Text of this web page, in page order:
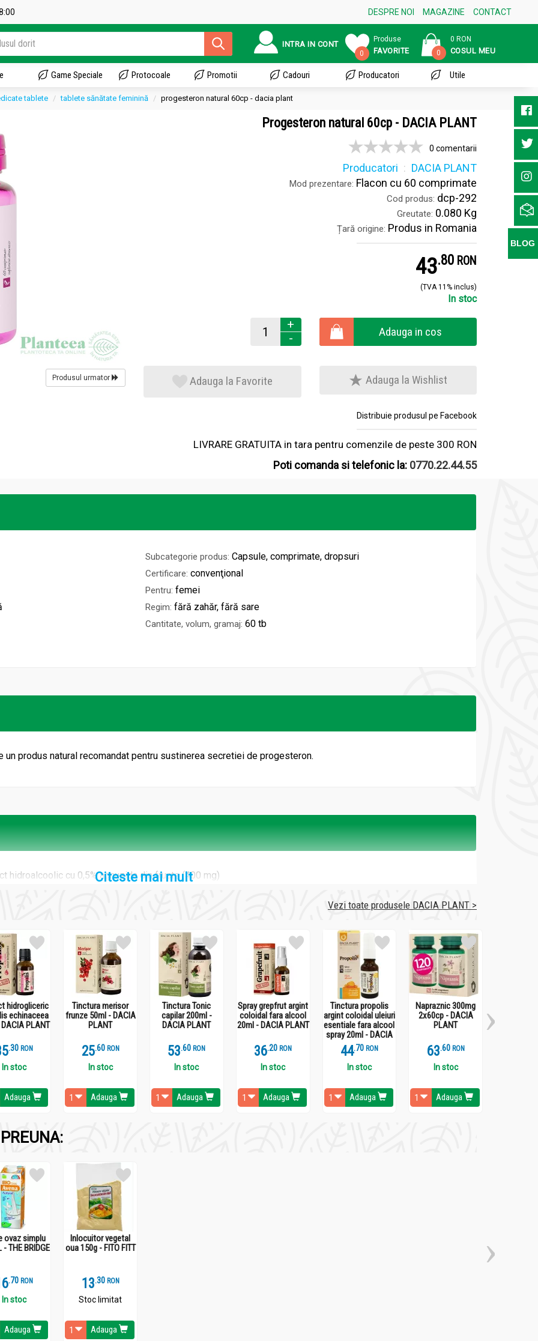
DESPRE NOI MAGAZINE CONTACT
INTRA IN CONT
0
Produse
FAVORITE 0
0 RON
COSUL MEU
Game Speciale Protocoale Promotii Cadouri Producatori Utile
tablete tablete sănătate feminină progesteron natural 60cp - dacia plant
Produsul urmator
Progesteron natural 60cp - DACIA PLANT
0 comentarii
Producatori DACIA PLANT
Mod prezentare: Flacon cu 60 comprimate
Cod produs: dcp-292
Greutate: 0.080 Kg
Țară origine: Produs in Romania
43.8 RON
(TVA 11% inclus)
In stoc
+
-
Adauga in cos
Adauga la Favorite Adauga la Wishlist
Distribuie produsul pe Facebook
LIVRARE GRATUITA in tara pentru comenzile de peste 300 RON
Poti comanda si telefonic la: 0770.22.44.55
Subcategorie produs: Capsule, comprimate, dropsuri
Certificare: convenţional
Pentru: femei
Regim: fără zahăr, fără sare
Cantitate, volum, gramaj: 60 tb
produs natural recomandat pentru sustinerea secretiei de progesteron.
hidroalcoolic cu 0,5% agnuzida din fructe (400 mg)
Citeste mai mult
Vezi toate produsele DACIA PLANT >
hidrogliceric
echinaceea
PLANT
.3 RON
In stoc
Adauga
Tinctura merisor
frunze 50ml - DACIA
PLANT
25.6 RON
In stoc
Adauga
Tinctura Tonic
capilar 200ml -
DACIA PLANT
53.6 RON
In stoc
Adauga
Spray grepfrut argint
coloidal fara alcool
20ml - DACIA PLANT
36.2 RON
In stoc
Adauga
Tinctura propolis
argint coloidal uleiuri
esentiale fara alcool
spray 20ml - DACIA
PLANT
44.7 RON
In stoc
Adauga
Napraznic 300mg
2x60cp - DACIA
PLANT
63.6 RON
In stoc
Adauga
ovaz simplu
THE BRIDGE
.7 RON
In stoc
Adauga
Inlocuitor vegetal
oua 150g - FITO FITT
13.3 RON
Stoc limitat
Adauga
BLOG